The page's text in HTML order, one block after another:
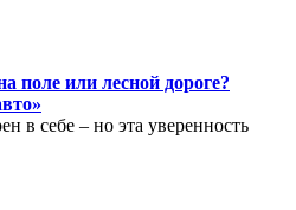
поле или лесной дороге?
в себе – но эта уверенность